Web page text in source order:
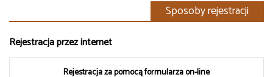
Sposoby rejestracji
Rejestracja przez internet
Rejestracja za pomocą formularza on-line